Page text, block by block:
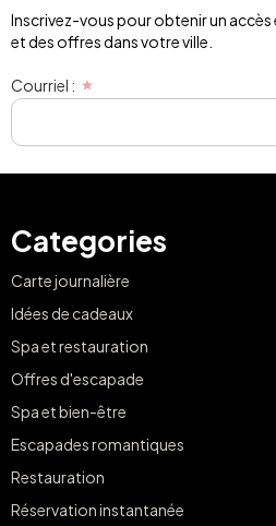
Inscrivez-vous pour obtenir un accès
et des offres dans votre ville.
Courriel :
Categories
Carte journalière
Idées de cadeaux
Spa et restauration
Offres d'escapade
Spa et bien-être
Escapades romantiques
Restauration
Réservation instantanée